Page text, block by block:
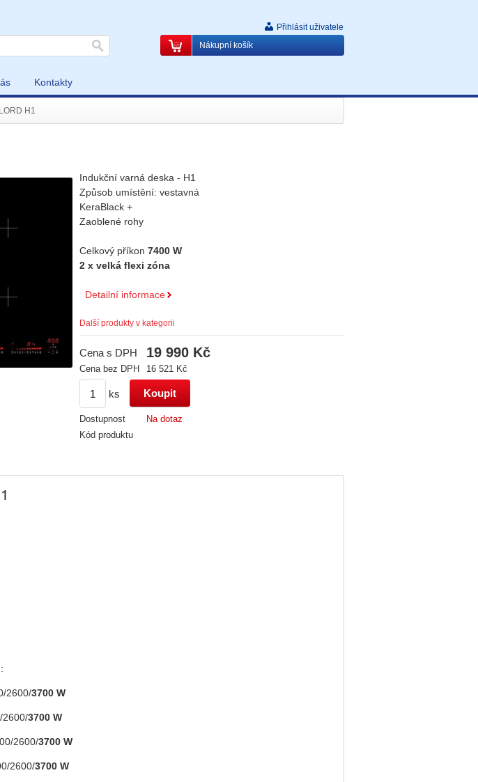
Kontakty
Přihlásit uživatele
Nákupní košík
LORD H1
Indukční varná deska - H1
Způsob umístění: vestavná
KeraBlack +
Zaoblené rohy
Celkový příkon 7400 W
2 x velká flexi zóna
Detailní informace
Další produkty v kategorii
Cena s DPH 19 990 Kč
Cena bez DPH 16 521 Kč
ks
Dostupnost
Na dotaz
Kód produktu
2600/3700 W
2600/3700 W
2600/3700 W
2600/3700 W